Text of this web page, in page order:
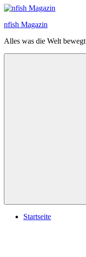
Zum
springen
nfish Magazin
Alles was die Welt bewegt
Startseite